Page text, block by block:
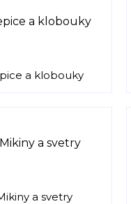
a klobouky
a svetry